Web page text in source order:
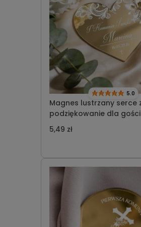
Magnes lustrzany serce
podziękowanie dla gości z okazji
Komunii Świętej wzór 13
5.0
5,49 zł